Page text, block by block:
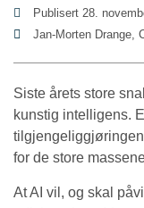
Publisert 28.
Jan-Morten Drange,
Siste årets store
kunstig intelligens.
for de store
At AI vil, og skal